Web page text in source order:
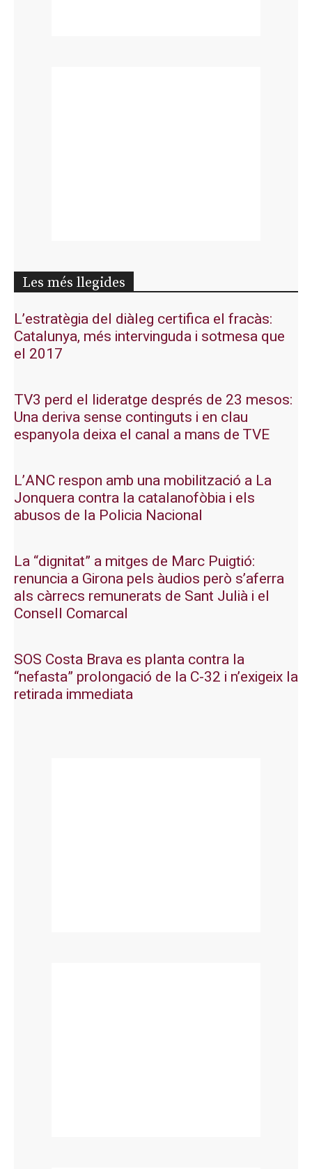
Les més llegides
L’estratègia del diàleg certifica el fracàs:
Catalunya, més intervinguda i sotmesa que
el 2017
TV3 perd el lideratge després de 23 mesos:
Una deriva sense continguts i en clau
espanyola deixa el canal a mans de TVE
L’ANC respon amb una mobilització a La
Jonquera contra la catalanofòbia i els
abusos de la Policia Nacional
La “dignitat” a mitges de Marc Puigtió:
renuncia a Girona pels àudios però s’aferra
als càrrecs remunerats de Sant Julià i el
Consell Comarcal
SOS Costa Brava es planta contra la
“nefasta” prolongació de la C-32 i n’exigeix la
retirada immediata